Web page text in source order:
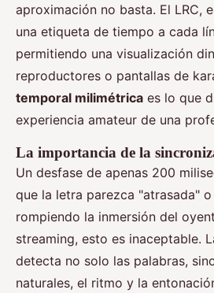
aproximación no basta. El LRC,
una etiqueta de tiempo a cada
permitiendo una visualización
reproductores o pantallas de
temporal milimétrica es lo que
experiencia amateur de una
La importancia de la
Un desfase de apenas 200
que la letra parezca "atrasada"
rompiendo la inmersión del
streaming, esto es inaceptable.
detecta no solo las palabras,
naturales, el ritmo y la